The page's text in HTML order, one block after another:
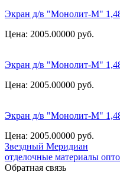
Экран д/в "Монолит-М"
Цена: 2005.00000 руб.
Экран д/в "Монолит-М"
Цена: 2005.00000 руб.
Экран д/в "Монолит-М"
Цена: 2005.00000 руб.
Звездный Меридиан
отделочные материалы
Обратная связь